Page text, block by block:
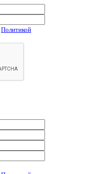
Политикой